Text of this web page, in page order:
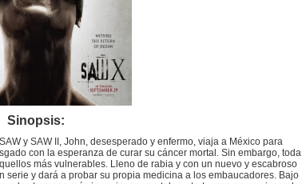
Sinopsis:
y SAW II, John, desesperado y enfermo, viaja a México para
con la esperanza de curar su cáncer mortal. Sin embargo, toda
más vulnerables. Lleno de rabia y con un nuevo y escabroso
serie y dará a probar su propia medicina a los embaucadores. Bajo